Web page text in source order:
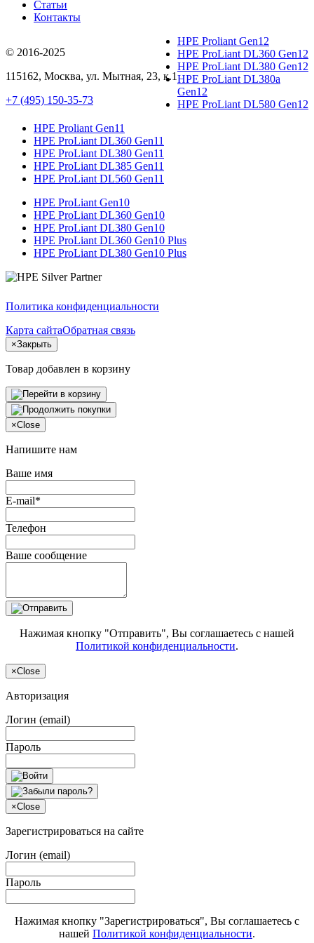
Статьи
Контакты
© 2016-2025
115162, Москва, ул. Мытная, 23, к.1
+7 (495) 150-35-73
HPE Proliant Gen12
HPE ProLiant DL360 Gen12
HPE ProLiant DL380 Gen12
HPE ProLiant DL380a
Gen12
HPE ProLiant DL580 Gen12
HPE Proliant Gen11
HPE ProLiant DL360 Gen11
HPE ProLiant DL380 Gen11
HPE ProLiant DL385 Gen11
HPE ProLiant DL560 Gen11
HPE ProLiant Gen10
HPE ProLiant DL360 Gen10
HPE ProLiant DL380 Gen10
HPE ProLiant DL360 Gen10 Plus
HPE ProLiant DL380 Gen10 Plus
Политика конфиденциальности
Карта сайтаОбратная связь
×Закрыть
Товар добавлен в корзину
×Close
Напишите нам
Ваше имя
E-mail*
Телефон
Ваше сообщение
Нажимая кнопку "Отправить", Вы соглашаетесь с нашей
Политикой конфиденциальности.
×Close
Авторизация
Логин (email)
Пароль
×Close
Зарегистрироваться на сайте
Логин (email)
Пароль
Нажимая кнопку "Зарегистрироваться", Вы соглашаетесь с
нашей Политикой конфиденциальности.